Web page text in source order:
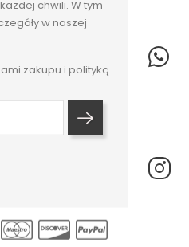
chwili. W tym
w naszej
zakupu i polityką